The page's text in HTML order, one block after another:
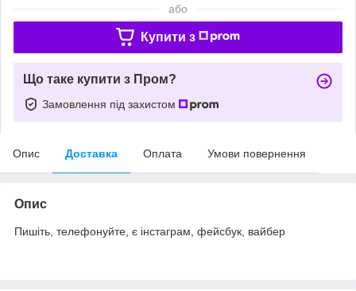
або
Купити з
Що таке купити з Пром?
Замовлення під захистом
Опис Доставка Оплата Умови повернення
Опис
Пишіть, телефонуйте, є інстаграм, фейсбук, вайбер